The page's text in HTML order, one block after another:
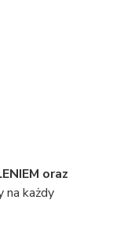
oraz
na każdy